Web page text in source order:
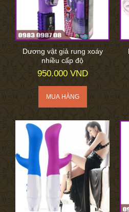
Dương vật giả rung xoáy
nhiều cấp độ
950.000 VND